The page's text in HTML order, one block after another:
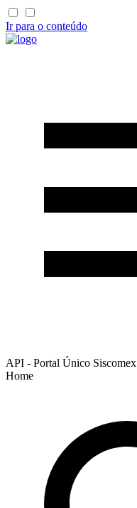
Ir para o conteúdo
API - Portal Único Siscomex
Home